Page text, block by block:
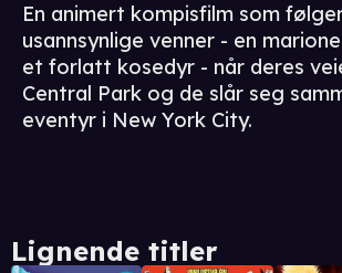
En animert kompisfilm som
usannsynlige venner - en
et forlatt kosedyr - når deres
Central Park og de slår seg
eventyr i New York City.
Lignende titler